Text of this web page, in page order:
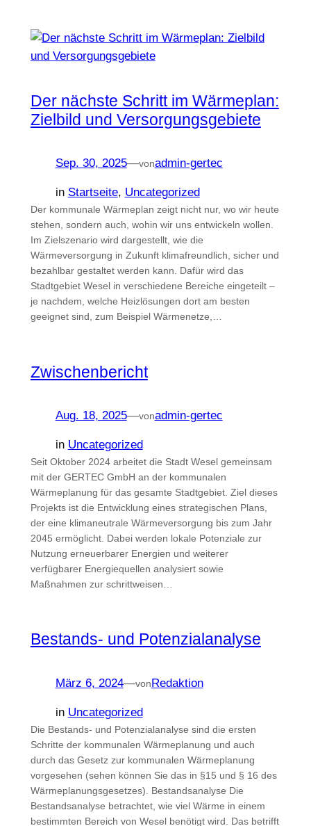
Der nächste Schritt im Wärmeplan:
Zielbild und Versorgungsgebiete
Sep. 30, 2025—vonadmin-gertec
in Startseite, Uncategorized
Der kommunale Wärmeplan zeigt nicht nur, wo wir heute
stehen, sondern auch, wohin wir uns entwickeln wollen.
Im Zielszenario wird dargestellt, wie die
Wärmeversorgung in Zukunft klimafreundlich, sicher und
bezahlbar gestaltet werden kann. Dafür wird das
Stadtgebiet Wesel in verschiedene Bereiche eingeteilt –
je nachdem, welche Heizlösungen dort am besten
geeignet sind, zum Beispiel Wärmenetze,…
Zwischenbericht
Aug. 18, 2025—vonadmin-gertec
in Uncategorized
Seit Oktober 2024 arbeitet die Stadt Wesel gemeinsam
mit der GERTEC GmbH an der kommunalen
Wärmeplanung für das gesamte Stadtgebiet. Ziel dieses
Projekts ist die Entwicklung eines strategischen Plans,
der eine klimaneutrale Wärmeversorgung bis zum Jahr
2045 ermöglicht. Dabei werden lokale Potenziale zur
Nutzung erneuerbarer Energien und weiterer
verfügbarer Energiequellen analysiert sowie
Maßnahmen zur schrittweisen…
Bestands- und Potenzialanalyse
März 6, 2024—vonRedaktion
in Uncategorized
Die Bestands- und Potenzialanalyse sind die ersten
Schritte der kommunalen Wärmeplanung und auch
durch das Gesetz zur kommunalen Wärmeplanung
vorgesehen (sehen können Sie das in §15 und § 16 des
Wärmeplanungsgesetzes). Bestandsanalyse Die
Bestandsanalyse betrachtet, wie viel Wärme in einem
bestimmten Bereich von Wesel benötigt wird. Das betrifft